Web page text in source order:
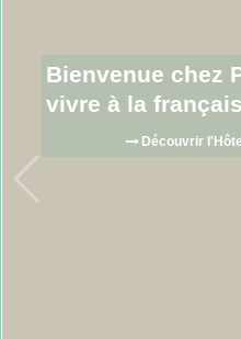
Bienvenue chez
vivre à la
Découvrir l'Hôtel